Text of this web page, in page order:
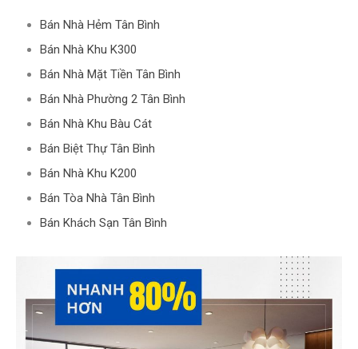
Bán Nhà Hẻm Tân Bình
Bán Nhà Khu K300
Bán Nhà Mặt Tiền Tân Bình
Bán Nhà Phường 2 Tân Bình
Bán Nhà Khu Bàu Cát
Bán Biệt Thự Tân Bình
Bán Nhà Khu K200
Bán Tòa Nhà Tân Bình
Bán Khách Sạn Tân Bình